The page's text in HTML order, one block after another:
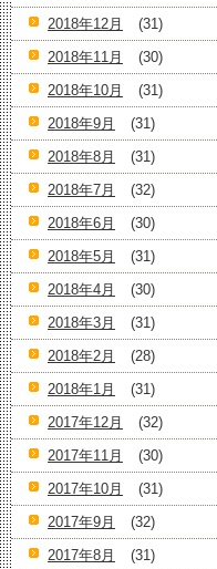
2018年12月
(31)
2018年11月
(30)
2018年10月
(31)
2018年9月
(31)
2018年8月
(31)
2018年7月
(32)
2018年6月
(30)
2018年5月
(31)
2018年4月
(30)
2018年3月
(31)
2018年2月
(28)
2018年1月
(31)
2017年12月
(32)
2017年11月
(30)
2017年10月
(31)
2017年9月
(32)
2017年8月
(31)